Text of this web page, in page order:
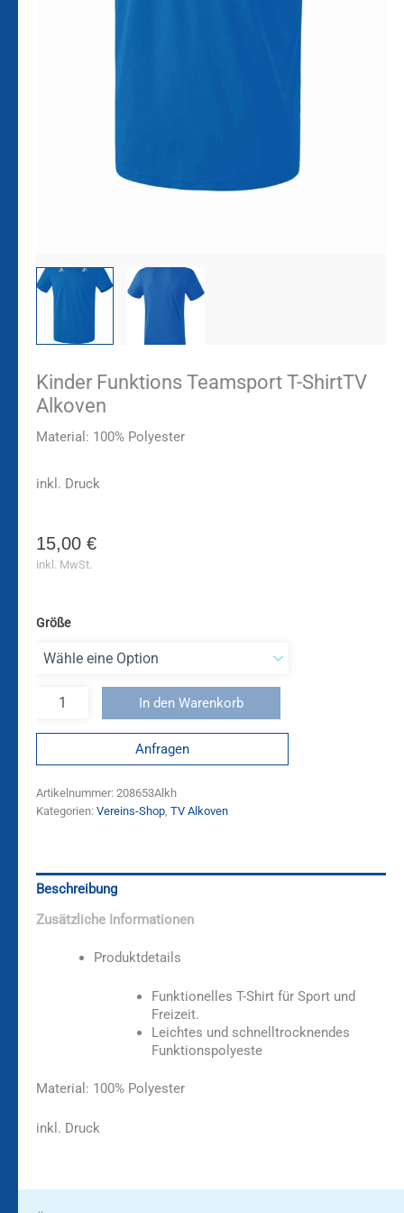
Kinder Funktions Teamsport T-ShirtTV
Alkoven
Material: 100% Polyester
inkl. Druck
15,00 €
inkl. MwSt.
Größe
In den Warenkorb
Anfragen
Artikelnummer: 208653Alkh
Kategorien: Vereins-Shop TV Alkoven
Beschreibung
Zusätzliche Informationen
Produktdetails
Funktionelles T-Shirt für Sport und
Freizeit.
Leichtes und schnelltrocknendes
Funktionspolyeste
Material: 100% Polyester
inkl. Druck